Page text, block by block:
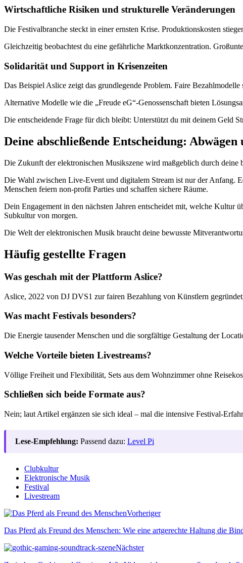
Wirtschaftliche Risiken und strukturelle Veränderungen
Die Festivalbranche steckt in einer ernsten Krise. Produktionskosten
Gleichzeitig beobachtest du eine gefährliche Marktkonzentration.
Solidarität und Support in Krisenzeiten
Das Beispiel Aslice zeigt das grundlegende Problem. Faire
Alternative Modelle wie die „Freude eG“-Genossenschaft bieten
Die entscheidende Frage für dich bleibt: Unterstützt du mit deinem Geld
Deine abschließende Entscheidung:
Die Zukunft der elektronischen Musikszene wird maßgeblich durch deine
Die Wahl zwischen Live-Event und digitalem Stream ist nur der Anfang.
Menschen feiern non-profit Parties und schaffen sichere Räume.
Dein Engagement in den nächsten Jahren entscheidet mit, welche
Subkultur von morgen.
Die Welt der elektronischen Musik braucht deine bewusste
Häufig gestellte Fragen
Was geschah mit der Plattform Aslice?
Aslice, 2022 von DJ DVS1 zur fairen Bezahlung von Künstlern
Was macht Festivals besonders?
Die Energie tausender Menschen und die sorgfältige Gestaltung der
Welche Vorteile bieten Livestreams?
Völlige Freiheit und Flexibilität, Sets aus dem Wohnzimmer ohne
Schließen sich beide Formate aus?
Nein; laut Artikel ergänzen sie sich ideal – mal die intensive Festival-
Lese-Empfehlung: Passend dazu: Level Pi
Clubkultur
Elektronische Musik
Festival
Livestream
Vorheriger
Das Pferd als Freund des Menschen: Wie eine artgerechte Haltung die
Nächster